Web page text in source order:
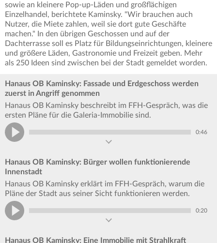
sowie an kleinere Pop-up-Läden und großflächigen
Einzelhandel, berichtete Kaminsky. "Wir brauchen auch
Nutzer, die Miete zahlen, weil sie dort gute Geschäfte
machen." In den übrigen Geschossen und auf der
Dachterrasse soll es Platz für Bildungseinrichtungen, kleinere
und größere Läden, Gastronomie und Freizeit geben. Mehr
als 250 Ideen sind zwischen bei der Stadt gemeldet worden.
Hanaus OB Kaminsky: Fassade und Erdgeschoss werden
zuerst in Angriff genommen
Hanaus OB Kaminsky beschreibt im FFH-Gespräch, was die
ersten Pläne für die Galeria-Immobilie sind.
0:46
Hanaus OB Kaminsky: Bürger wollen funktionierende
Innenstadt
Hanaus OB Kaminsky erklärt im FFH-Gespräch, warum die
Pläne der Stadt aus seiner Sicht funktionieren werden.
0:20
Hanaus OB Kaminsky: Eine Immobilie mit Strahlkraft